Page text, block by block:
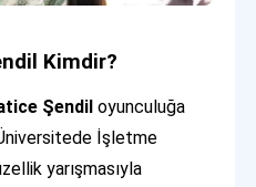
Kimdir?
Şendiloyunculuğa
Üniversitede İşletme
yarışmasıyla